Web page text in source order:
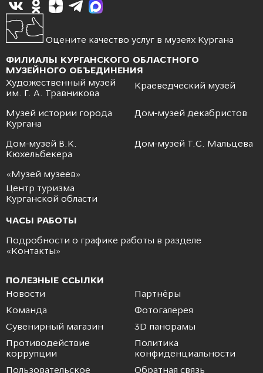
Оцените качество услуг в музеях Кургана
ФИЛИАЛЫ КУРГАНСКОГО ОБЛАСТНОГО
МУЗЕЙНОГО ОБЪЕДИНЕНИЯ
Художественный музей
им. Г. А. Травникова
Краеведческий музей
Музей истории города
Кургана
Дом-музей декабристов
Дом-музей В.К.
Кюхельбекера
Дом-музей Т.С. Мальцева
«Музей музеев»
Центр туризма
Курганской области
ЧАСЫ РАБОТЫ
Подробности о графике работы в разделе
«Контакты»
ПОЛЕЗНЫЕ ССЫЛКИ
Новости
Партнёры
Команда
Фотогалерея
Сувенирный магазин
3D панорамы
Противодействие
коррупции
Политика
конфиденциальности
Пользовательское
Обратная связь